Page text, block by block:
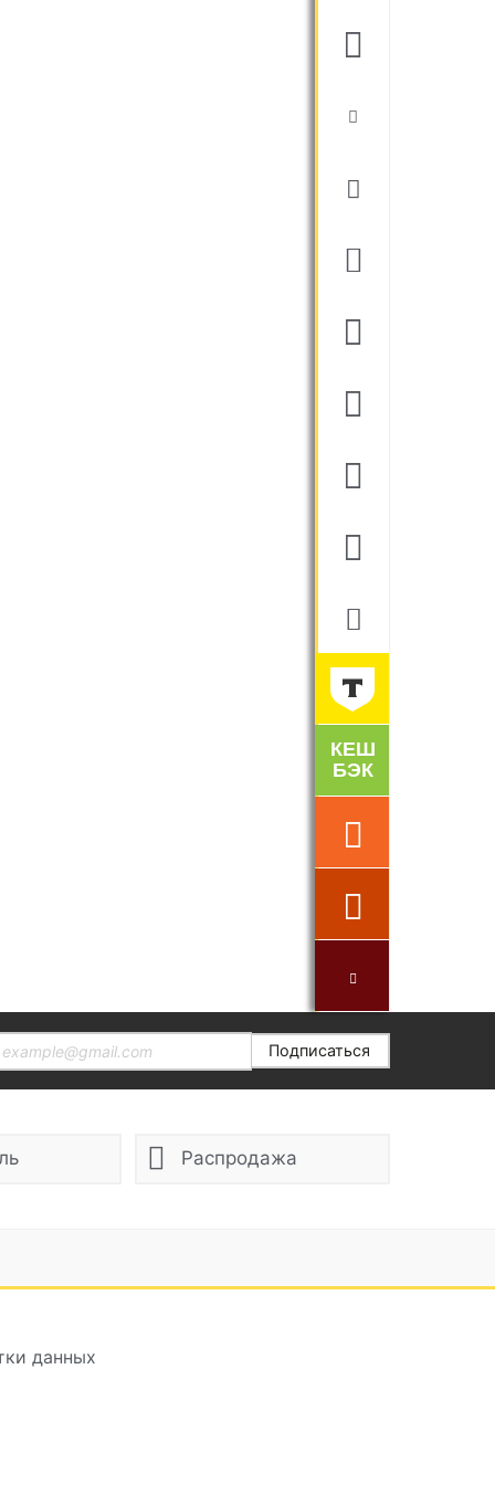
Подписаться
Распродажа
данных